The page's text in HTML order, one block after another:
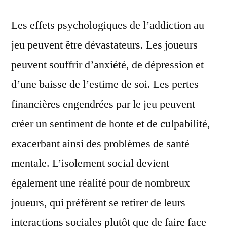
Les effets psychologiques de l’addiction au
jeu peuvent être dévastateurs. Les joueurs
peuvent souffrir d’anxiété, de dépression et
d’une baisse de l’estime de soi. Les pertes
financières engendrées par le jeu peuvent
créer un sentiment de honte et de culpabilité,
exacerbant ainsi des problèmes de santé
mentale. L’isolement social devient
également une réalité pour de nombreux
joueurs, qui préfèrent se retirer de leurs
interactions sociales plutôt que de faire face